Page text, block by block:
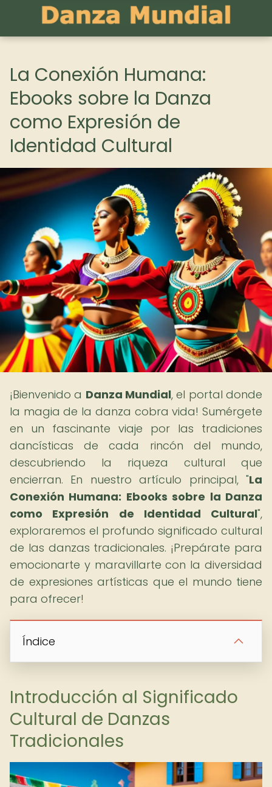
La Conexión Humana:
Ebooks sobre la Danza
como Expresión de
Identidad Cultural
¡Bienvenido a Danza Mundial, el portal donde
la magia de la danza cobra vida! Sumérgete
en un fascinante viaje por las tradiciones
dancísticas de cada rincón del mundo,
descubriendo la riqueza cultural que
encierran. En nuestro artículo principal, "La
Conexión Humana: Ebooks sobre la Danza
como Expresión de Identidad Cultural",
exploraremos el profundo significado cultural
de las danzas tradicionales. ¡Prepárate para
emocionarte y maravillarte con la diversidad
de expresiones artísticas que el mundo tiene
para ofrecer!
Índice
Introducción al Significado
Cultural de Danzas
Tradicionales